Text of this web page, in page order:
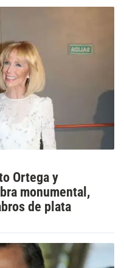
Ortega y
monumental,
de plata